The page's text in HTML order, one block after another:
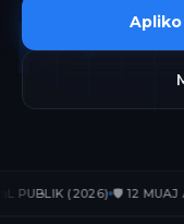
(2026) 🛡️ 12 MUAJ